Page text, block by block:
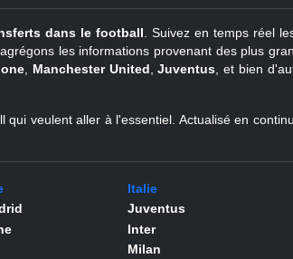
dans le football. Suivez en temps réel
les informations provenant des plus
, Manchester United,Juventus, et bien
qui veulent aller à l'essentiel. Actualisé en
Italie
Juventus
Inter
Milan